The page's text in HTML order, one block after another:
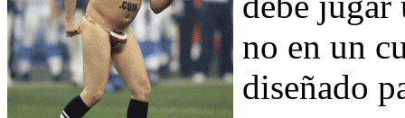
no en un
diseñado